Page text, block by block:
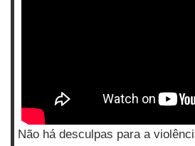
Não há desculpas para a